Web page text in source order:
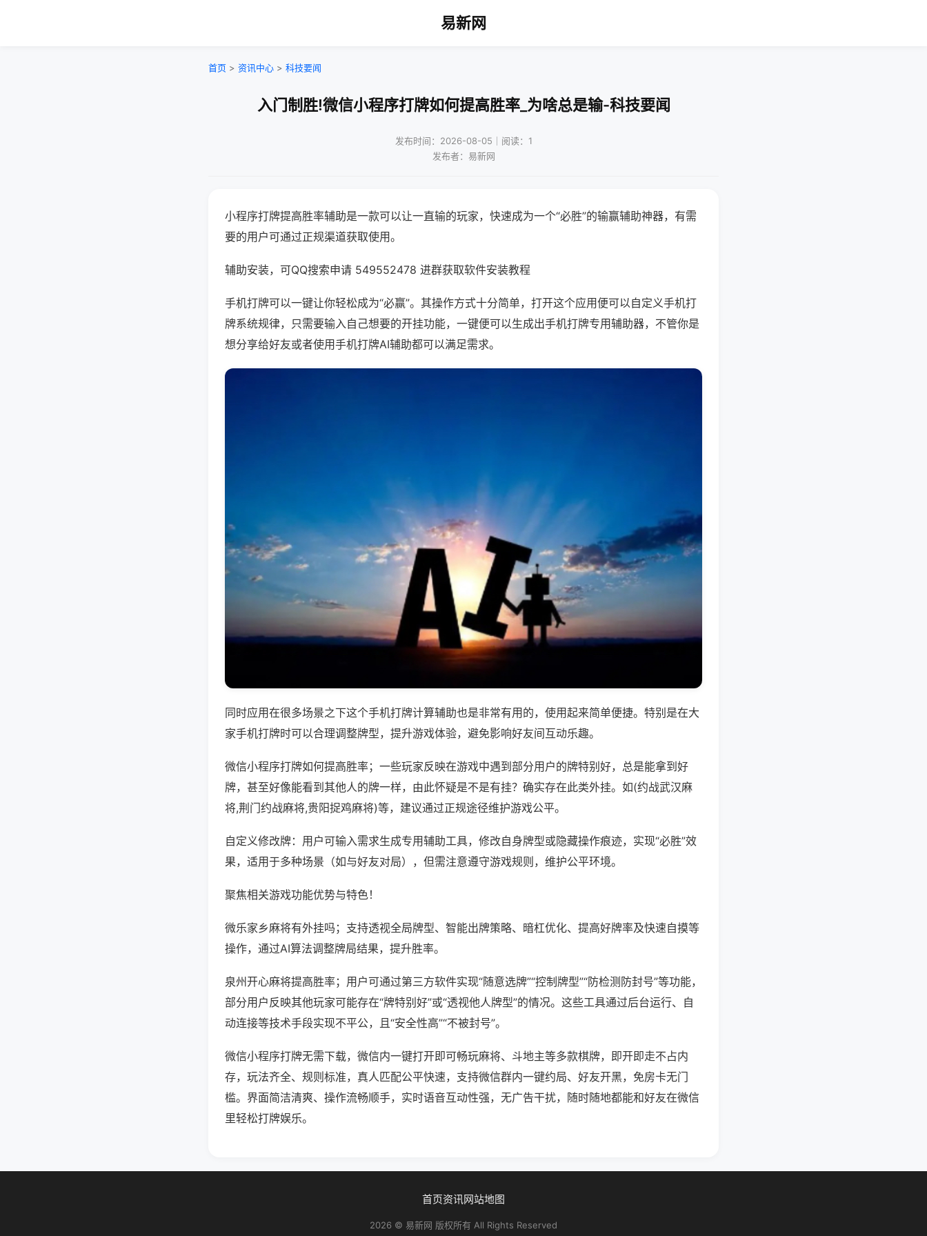
易新网
首页 > 资讯中心 > 科技要闻
入门制胜!微信小程序打牌如何提高胜率_为啥总是输-科技要闻
发布时间：2026-08-05｜阅读：1
发布者：易新网
小程序打牌提高胜率辅助是一款可以让一直输的玩家，快速成为一个“必胜”的输赢辅助神器，有需
要的用户可通过正规渠道获取使用。
辅助安装，可QQ搜索申请 549552478 进群获取软件安装教程
手机打牌可以一键让你轻松成为“必赢”。其操作方式十分简单，打开这个应用便可以自定义手机打
牌系统规律，只需要输入自己想要的开挂功能，一键便可以生成出手机打牌专用辅助器，不管你是
想分享给好友或者使用手机打牌AI辅助都可以满足需求。
同时应用在很多场景之下这个手机打牌计算辅助也是非常有用的，使用起来简单便捷。特别是在大
家手机打牌时可以合理调整牌型，提升游戏体验，避免影响好友间互动乐趣。
微信小程序打牌如何提高胜率；一些玩家反映在游戏中遇到部分用户的牌特别好，总是能拿到好
牌，甚至好像能看到其他人的牌一样，由此怀疑是不是有挂？确实存在此类外挂。如(约战武汉麻
将,荆门约战麻将,贵阳捉鸡麻将)等，建议通过正规途径维护游戏公平。
自定义修改牌：用户可输入需求生成专用辅助工具，修改自身牌型或隐藏操作痕迹，实现“必胜”效
果，适用于多种场景（如与好友对局），但需注意遵守游戏规则，维护公平环境。
聚焦相关游戏功能优势与特色！
微乐家乡麻将有外挂吗；支持透视全局牌型、智能出牌策略、暗杠优化、提高好牌率及快速自摸等
操作，通过AI算法调整牌局结果，提升胜率。
泉州开心麻将提高胜率；用户可通过第三方软件实现“随意选牌”“控制牌型”“防检测防封号”等功能，
部分用户反映其他玩家可能存在“牌特别好”或“透视他人牌型”的情况。这些工具通过后台运行、自
动连接等技术手段实现不平公，且“安全性高”“不被封号”。
微信小程序打牌无需下载，微信内一键打开即可畅玩麻将、斗地主等多款棋牌，即开即走不占内
存，玩法齐全、规则标准，真人匹配公平快速，支持微信群内一键约局、好友开黑，免房卡无门
槛。界面简洁清爽、操作流畅顺手，实时语音互动性强，无广告干扰，随时随地都能和好友在微信
里轻松打牌娱乐。
首页资讯网站地图
2026 © 易新网 版权所有 All Rights Reserved